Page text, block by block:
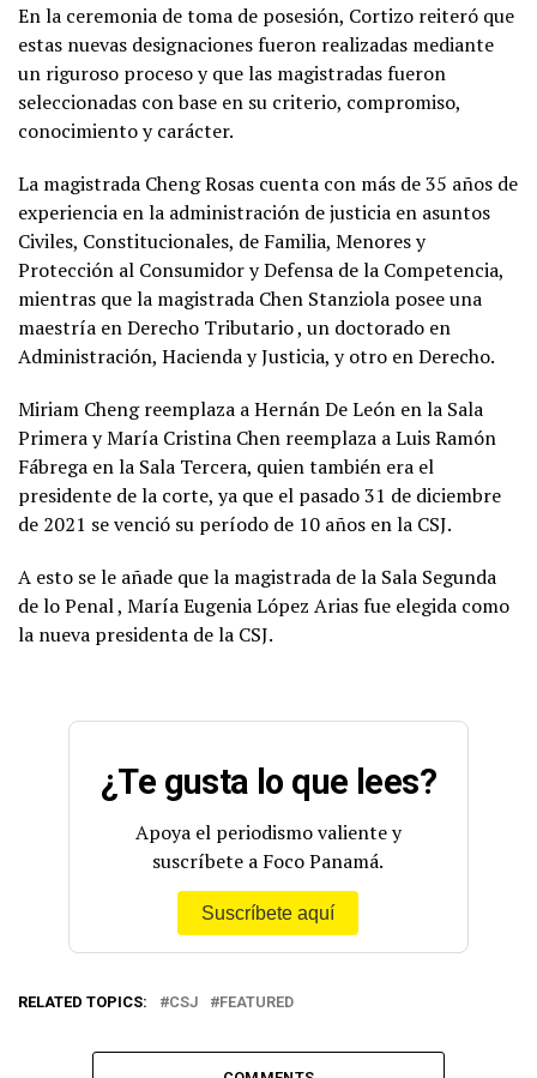
En la ceremonia de toma de posesión, Cortizo reiteró que
estas nuevas designaciones fueron realizadas mediante
un riguroso proceso y que las magistradas fueron
seleccionadas con base en su criterio, compromiso,
conocimiento y carácter.
La magistrada Cheng Rosas cuenta con más de 35 años de
experiencia en la administración de justicia en asuntos
Civiles, Constitucionales, de Familia, Menores y
Protección al Consumidor y Defensa de la Competencia,
mientras que la magistrada Chen Stanziola posee una
maestría en Derecho Tributario , un doctorado en
Administración, Hacienda y Justicia, y otro en Derecho.
Miriam Cheng reemplaza a Hernán De León en la Sala
Primera y María Cristina Chen reemplaza a Luis Ramón
Fábrega en la Sala Tercera, quien también era el
presidente de la corte, ya que el pasado 31 de diciembre
de 2021 se venció su período de 10 años en la CSJ.
A esto se le añade que la magistrada de la Sala Segunda
de lo Penal , María Eugenia López Arias fue elegida como
la nueva presidenta de la CSJ.
¿Te gusta lo que lees?
Apoya el periodismo valiente y
suscríbete a Foco Panamá.
Suscríbete aquí
RELATED TOPICS: CSJ FEATURED